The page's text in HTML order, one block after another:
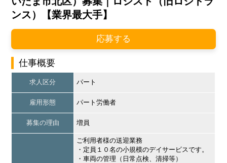
ンス）【業界最大手】
応募する
仕事概要
求人区分 パート
雇用形態 パート労働者
募集の理由 増員
ご利用者様の送迎業務
・定員１０名の小規模のデイサービスです。
・車両の管理（日常点検、清掃等）